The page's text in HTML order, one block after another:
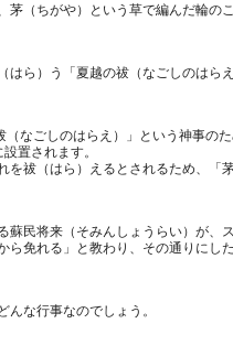
なごしのはらえ）」という神事の
置されます。
蘇民将来（そみんしょうらい）が、